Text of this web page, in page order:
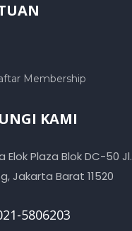
Membership
KAMI
Elok Plaza Blok DC-50 Jl.
Jakarta Barat 11520
5806203